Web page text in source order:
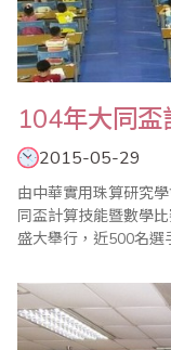
104年大同
2015-05-29
由中華實用珠算研究
同盃計算技能暨數學
盛大舉行，近500名選
義縣議員陳柏麟、中
賓蒞臨比賽會場鼓勵